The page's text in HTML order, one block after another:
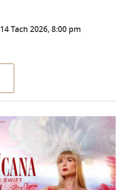
14 Tach 2026, 8:00 pm